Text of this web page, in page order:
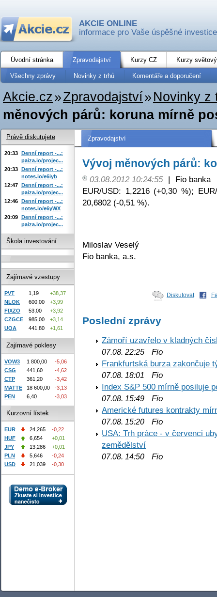
AKCIE ONLINE
informace pro Vaše úspěšné investice
Úvodní stránka Zpravodajství Kurzy CZ Kurzy
Všechny zprávy Novinky z trhů Komentáře a doporučení
Akcie.cz»Zpravodajství» Novinky z
měnových párů: koruna mírně
Zpravodajství
Vývoj měnových párů:
03.08.2012 10:24:55 |
Fio banka
EUR/USD: 1,2216 (+0,30 %);
20,6802 (-0,51 %).
Miloslav Veselý
Fio banka, a.s.
Diskutovat
Poslední zprávy
Zámoří uzavřelo v kladných
07.08. 22:25 Fio
Frankfurtská burza zakončuje
07.08. 18:01
Fio
Index S&P 500 mírně posiluje
07.08. 15:49 Fio
Americké futures kontrakty
07.08. 15:20 Fio
USA: Trh práce - v červenci
zemědělství
07.08. 14:50 Fio
Právě diskutujete
20:33 Denní report -...:
paiza.io/projec...
20:33 Denní report -...:
notes.io/e6iyb
12:47 Denní report -...:
paiza.io/projec...
12:46 Denní report -...:
notes.io/e6yWX
20:09 Denní report -...:
paiza.io/projec...
Škola investování
Zajímavé vzestupy
PVT 1,19
+38,37
NLOK
600,00
+3,99
FIXZO
53,00
+3,92
CZGCE
985,00
+3,14
UQA
441,80 +1,61
Zajímavé poklesy
VOW3 1 800,00
-5,06
CSG
441,60
-4,62
CTP
361,20
-3,42
MATTE
18 600,00
-3,13
PEN
6,40 -3,03
Kurzovní lístek
EUR 24,265
-0,22
HUF
6,654
+0,01
JPY
13,286
+0,01
PLN
5,646
-0,24
USD
21,039 -0,30